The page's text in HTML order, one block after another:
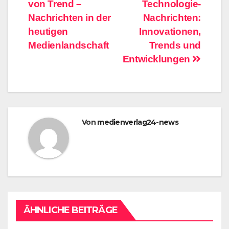
Technologie-
Nachrichten:
Innovationen,
Trends und
Entwicklungen
von Trend –
Nachrichten in der
heutigen
Medienlandschaft
Von medienverlag24-news
ÄHNLICHE BEITRÄGE